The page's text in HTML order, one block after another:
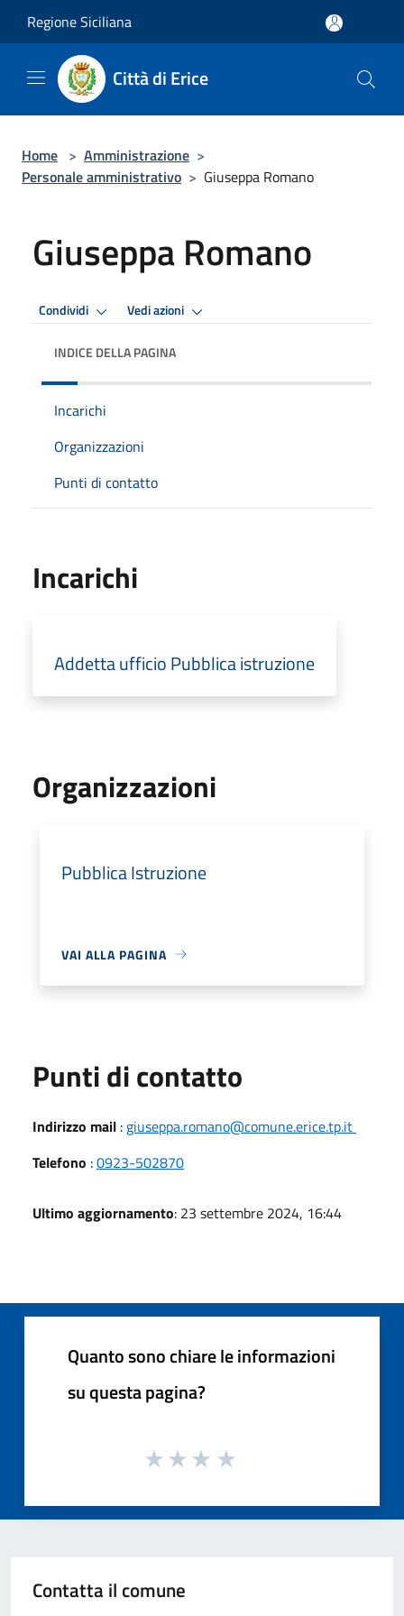
Regione Siciliana
Città di Erice
Home > Amministrazione >
Personale amministrativo > Giuseppa Romano
Giuseppa Romano
Condividi Vedi azioni
INDICE DELLA PAGINA
Incarichi
Organizzazioni
Punti di contatto
Incarichi
Addetta ufficio Pubblica istruzione
Organizzazioni
Pubblica Istruzione
VAI ALLA PAGINA
Punti di contatto
Indirizzo mail : giuseppa.romano@comune.erice.tp.it
Telefono :0923-502870
Ultimo aggiornamento: 23 settembre 2024, 16:44
Quanto sono chiare le informazioni
su questa pagina?
Contatta il comune